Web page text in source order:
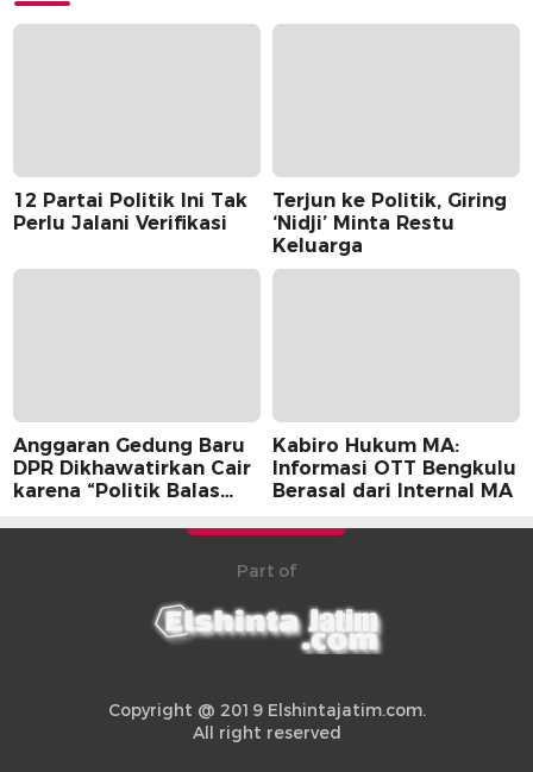
12 Partai Politik Ini Tak
Perlu Jalani Verifikasi
Terjun ke Politik, Giring
‘Nidji’ Minta Restu
Keluarga
Anggaran Gedung Baru
DPR Dikhawatirkan Cair
karena “Politik Balas
Kabiro Hukum MA:
Informasi OTT Bengkulu
Berasal dari Internal MA
Part of
Copyright @ 2019 Elshintajatim.com.
All right reserved